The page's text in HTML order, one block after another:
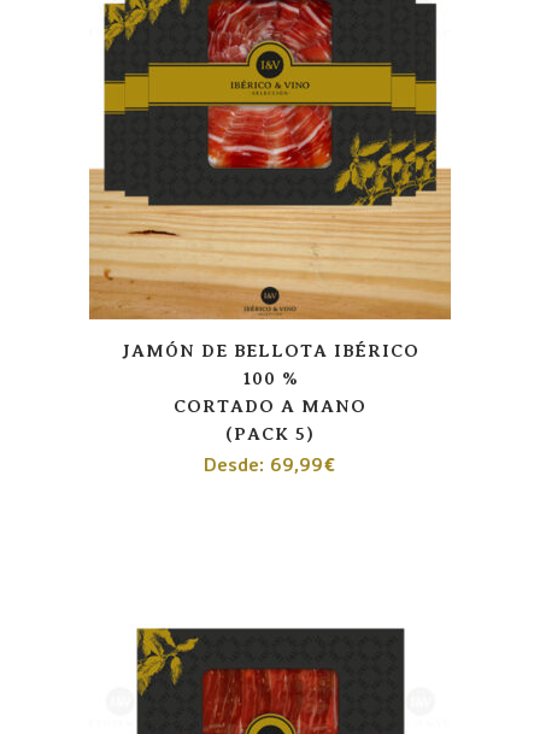
JAMÓN DE BELLOTA IBÉRICO
100 %
CORTADO A MANO
(PACK 5)
Desde: 69,99€